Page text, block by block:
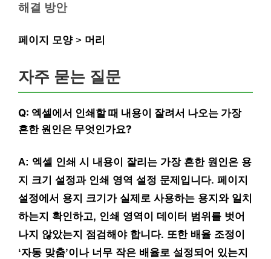
해결 방안
페이지 모양> 머리
자주 묻는 질문
Q: 엑셀에서 인쇄할 때 내용이 잘려서 나오는 가장
흔한 원인은 무엇인가요?
A: 엑셀 인쇄 시 내용이 잘리는 가장 흔한 원인은 용
지 크기 설정과 인쇄 영역 설정 문제입니다. 페이지
설정에서 용지 크기가 실제로 사용하는 용지와 일치
하는지 확인하고, 인쇄 영역이 데이터 범위를 벗어
나지 않았는지 점검해야 합니다. 또한 배율 조정이
‘자동 맞춤’이나 너무 작은 배율로 설정되어 있는지